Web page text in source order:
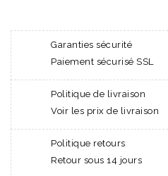
Garanties sécurité
Paiement sécurisé SSL
Politique de livraison
Voir les prix de livraison
Politique retours
Retour sous 14 jours